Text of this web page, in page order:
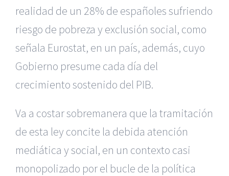
realidad de un 28% de españoles sufriendo
riesgo de pobreza y exclusión social, como
señala Eurostat, en un país, además, cuyo
Gobierno presume cada día del
crecimiento sostenido del PIB.
Va a costar sobremanera que la tramitación
de esta ley concite la debida atención
mediática y social, en un contexto casi
monopolizado por el bucle de la política